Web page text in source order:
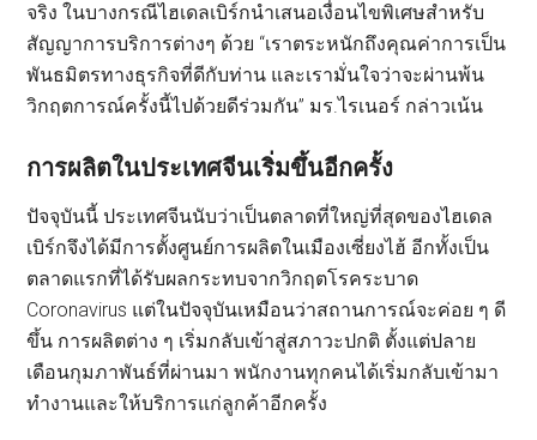
จริง ในบางกรณีไฮเดลเบิร์กนำเสนอเงื่อนไขพิเศษสำหรับ
สัญญาการบริการต่างๆ ด้วย “เราตระหนักถึงคุณค่าการเป็น
พันธมิตรทางธุรกิจที่ดีกับท่าน และเรามั่นใจว่าจะผ่านพ้น
วิกฤตการณ์ครั้งนี้ไปด้วยดีร่วมกัน” มร.ไรเนอร์ กล่าวเน้น
การผลิตในประเทศจีนเริ่มขึ้นอีกครั้ง
ปัจจุบันนี้ ประเทศจีนนับว่าเป็นตลาดที่ใหญ่ที่สุดของไฮเดล
เบิร์กจึงได้มีการตั้งศูนย์การผลิตในเมืองเซี่ยงไฮ้ อีกทั้งเป็น
ตลาดแรกที่ได้รับผลกระทบจากวิกฤตโรคระบาด
Coronavirus แต่ในปัจจุบันเหมือนว่าสถานการณ์จะค่อย ๆ ดี
ขึ้น การผลิตต่าง ๆ เริ่มกลับเข้าสู่สภาวะปกติ ตั้งแต่ปลาย
เดือนกุมภาพันธ์ที่ผ่านมา พนักงานทุกคนได้เริ่มกลับเข้ามา
ทำงานและให้บริการแก่ลูกค้าอีกครั้ง